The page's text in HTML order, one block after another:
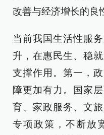
改善与经济增长的良
当前我国生活性服
升，在惠民生、稳
支撑作用。第一，
障更加有力。国家
育、家政服务、文
专项政策，不断放